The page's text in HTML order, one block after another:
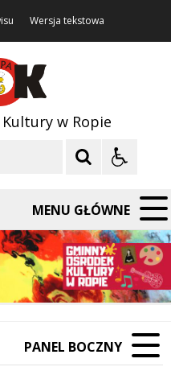
Wersja tekstowa
w Ropie
MENU GŁÓWNE
PANEL BOCZNY